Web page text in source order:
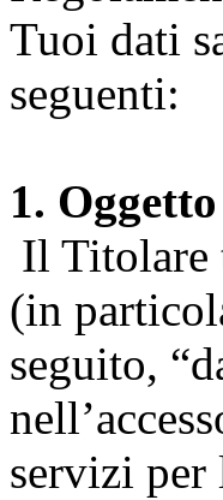
Tuoi dati
seguenti:
1.
Il Titolare
(in
seguito,
servizi